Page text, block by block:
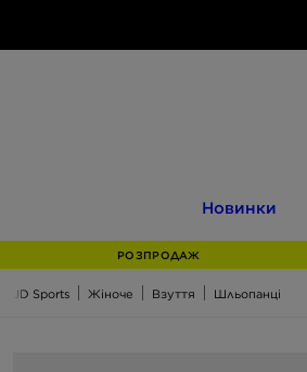
Новинки
РОЗПРОДАЖ
JD Sports Жіноче Взуття Шльопанці